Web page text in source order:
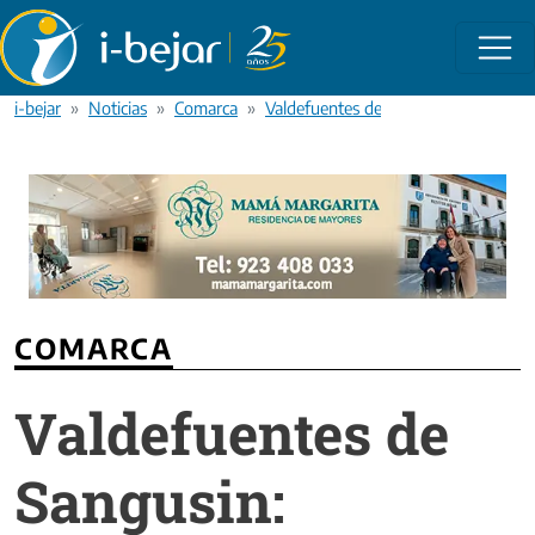
Pasar al contenido principal
i-bejar Noticias Comarca Valdefuentes de Sangusin:
COMARCA
Valdefuentes de
Sangusin: